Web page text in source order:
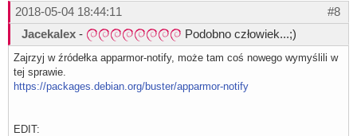
#8
2018-05-04 18:44:11
Jacekalex - Podobno człowiek...;)
Zajrzyj w źródełka apparmor-notify, może tam coś nowego wymyślili w
tej sprawie.
https://packages.debian.org/buster/apparmor-notify
EDIT: